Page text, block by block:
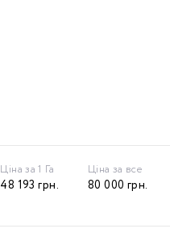
Ціна за 1 Га
48 193 грн.
Ціна за все
80 000 грн.